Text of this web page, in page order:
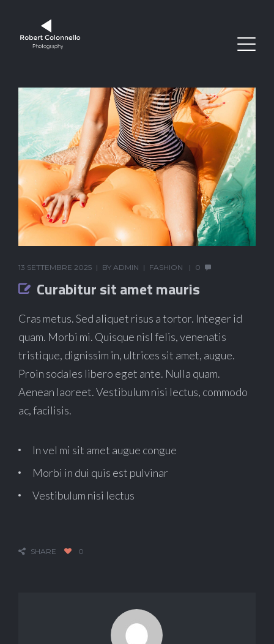
13 SETTEMBRE 2025 BY ADMIN FASHION 0
Curabitur sit amet mauris
Cras metus. Sed aliquet risus a tortor. Integer id
quam. Morbi mi. Quisque nisl felis, venenatis
tristique, dignissim in, ultrices sit amet, augue.
Proin sodales libero eget ante. Nulla quam.
Aenean laoreet. Vestibulum nisi lectus, commodo
ac, facilisis.
In vel mi sit amet augue congue
Morbi in dui quis est pulvinar
Vestibulum nisi lectus
SHARE 0